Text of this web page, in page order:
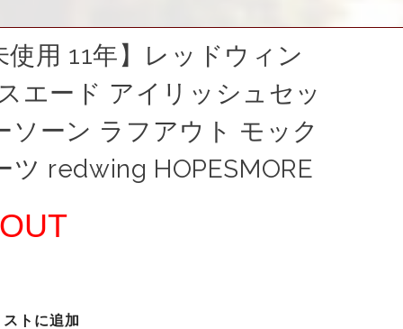
使用 11年】レッドウィン
エード アイリッシュセッ
ソーン ラフアウト モック
ツ redwing HOPESMORE
トに追加